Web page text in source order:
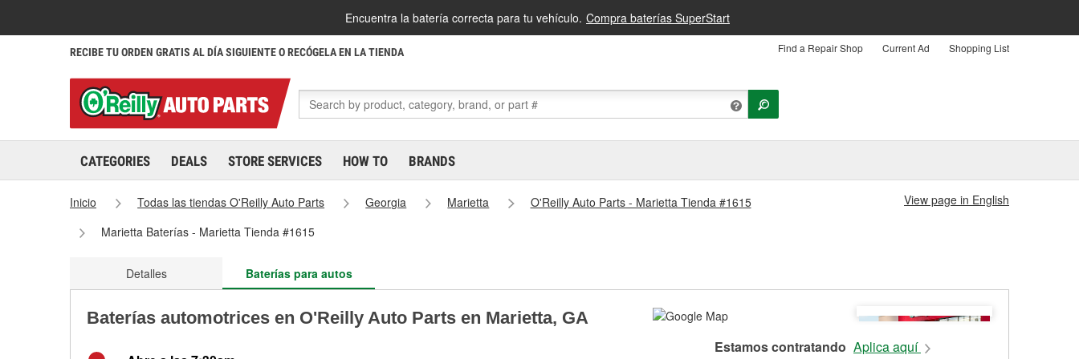
Encuentra la batería correcta para tu vehículo. Compra baterías SuperStart
RECIBE TU ORDEN GRATIS AL DÍA SIGUIENTE O RECÓGELA EN LA TIENDA Find a Repair Shop Current Ad Shopping List
CATEGORIES DEALS STORE SERVICES HOW TO BRANDS
Inicio Todas las tiendas O'Reilly Auto Parts Georgia Marietta
O'Reilly Auto Parts - Marietta Tienda #1615
Marietta Baterías - Marietta Tienda #1615
View page in English
Detalles Baterías para autos
Baterías automotrices en O'Reilly Auto Parts en Marietta, GA
Estamos contratando Aplica aquí